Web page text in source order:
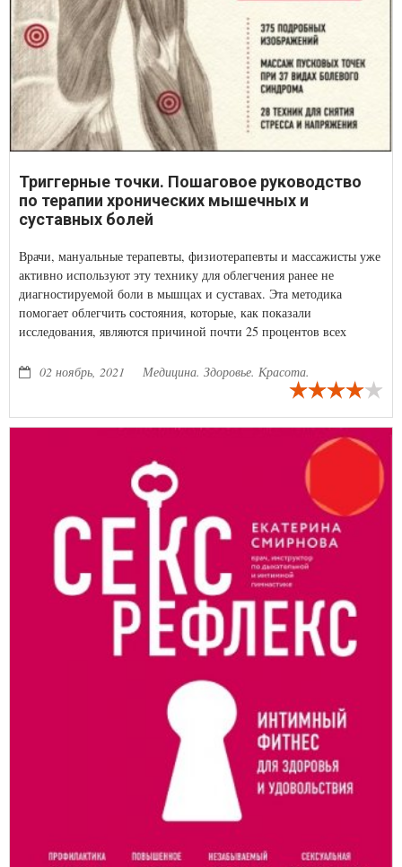
Триггерные точки. Пошаговое руководство
по терапии хронических мышечных и
суставных болей
Врачи, мануальные терапевты, физиотерапевты и массажисты уже
активно используют эту технику для облегчения ранее не
диагностируемой боли в мышцах и суставах. Эта методика
помогает облегчить состояния, которые, как показали
исследования, являются причиной почти 25 процентов всех
02 ноябрь, 2021
Медицина. Здоровье. Красота.